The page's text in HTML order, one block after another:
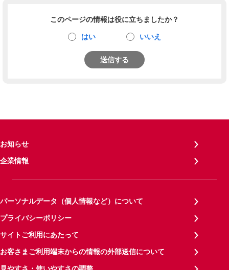
このページの情報は役に立ちましたか？
はい いいえ
送信する
お知らせ
企業情報
パーソナルデータ（個人情報など）について
プライバシーポリシー
サイトご利用にあたって
お客さまご利用端末からの情報の外部送信について